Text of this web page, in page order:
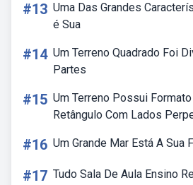
#13 Uma Das Grandes
é Sua
#14 Um Terreno Quadrado Foi
Partes
#15 Um Terreno Possui
Retângulo Com Lados
#16 Um Grande Mar Está A Sua
#17 Tudo Sala De Aula Ensino